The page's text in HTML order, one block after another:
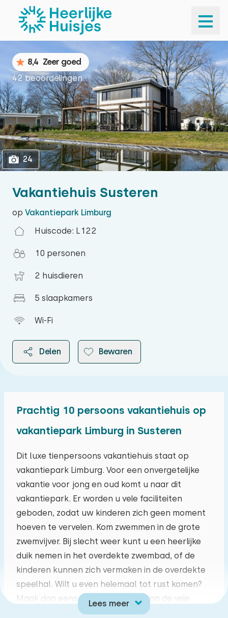
1
Vakantiehuis Susteren
op Vakantiepark Limburg
Huiscode: L122
10 personen
2 huisdieren
5 slaapkamers
Wi-Fi
Delen Bewaren
8,4 Zeer goed
42 beoordelingen
24
Prachtig 10 persoons vakantiehuis op
vakantiepark Limburg in Susteren
Dit luxe tienpersoons vakantiehuis staat op
vakantiepark Limburg. Voor een onvergetelijke
vakantie voor jong en oud komt u naar dit
vakantiepark. Er worden u vele faciliteiten
geboden, zodat uw kinderen zich geen moment
hoeven te vervelen. Kom zwemmen in de grote
zwemvijver. Bij slecht weer kunt u een heerlijke
duik nemen in het overdekte zwembad, of de
kinderen kunnen zich vermaken in de overdekte
speelhal. Wilt u even helemaal tot rust komen?
Maak dan eens gebruik van één van de vele
wellnessmogelijkheden. Voor een hapje en een
Lees meer
augustus 2026
ma di wo do vr za zo
27 28 29 30 31 01
03 04 05 06 07 08 09
10 11 12 13 14 15 16
17 18 19 20 21 22 23